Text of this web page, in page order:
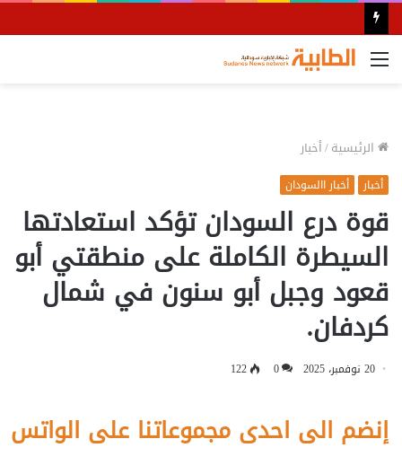
القائمة
الرئيسية/أخبار
أخبار أخبار االسودان
قوة درع السودان تؤكد استعادتها
السيطرة الكاملة على منطقتي أبو
قعود وجبل أبو سنون في شمال
كردفان.
20 نوفمبر، 2025 0
122
إنضم الى احدى مجموعاتنا على الواتس